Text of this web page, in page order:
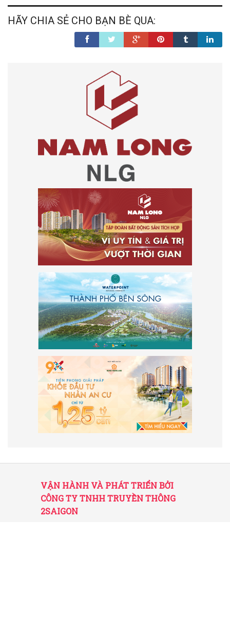
HÃY CHIA SẺ CHO BẠN BÈ QUA:
VẬN HÀNH VÀ PHÁT TRIỂN BỞI
CÔNG TY TNHH TRUYỀN THÔNG
2SAIGON